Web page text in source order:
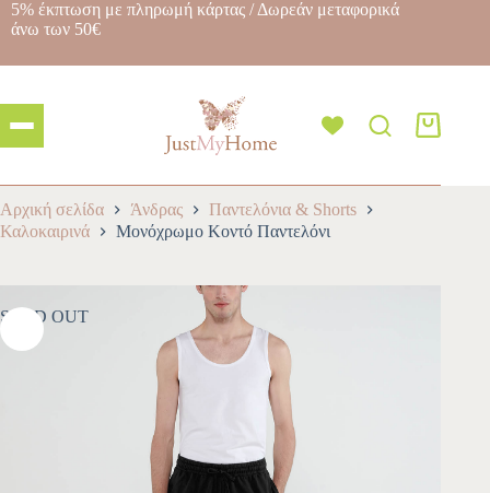
5% έκπτωση με πληρωμή κάρτας / Δωρεάν μεταφορικά
άνω των 50€
Αρχική σελίδα Άνδρας
Παντελόνια & Shorts
Καλοκαιρινά
Μονόχρωμο Κοντό Παντελόνι
SOLD OUT